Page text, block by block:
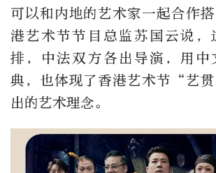
可以和内地的艺术家一起合作
港艺术节节目总监苏国云说，
排，中法双方各出导演，用中
典，也体现了香港艺术节“艺
出的艺术理念。